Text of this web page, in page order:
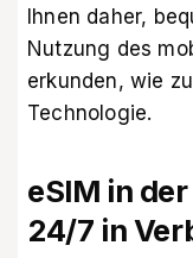
Ihnen daher,
Nutzung des
erkunden, wie
Technologie.
eSIM in
24/7 in